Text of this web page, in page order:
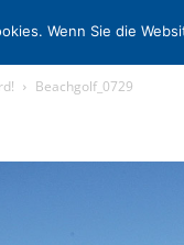
Beachgolf_0729
Wenn Sie die